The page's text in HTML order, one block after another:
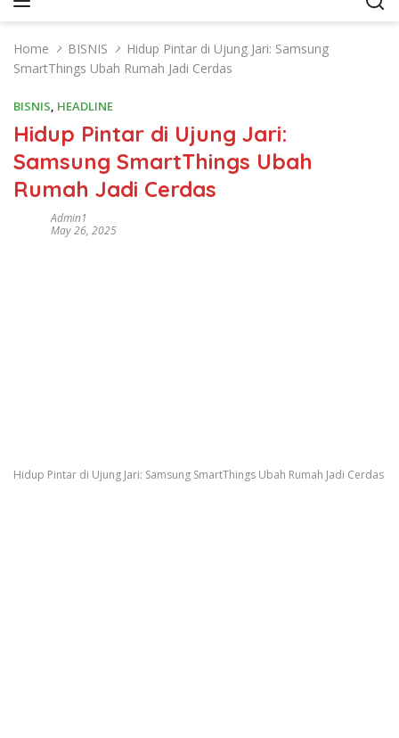
Home BISNIS
Hidup Pintar di Ujung Jari: Samsung
SmartThings Ubah Rumah Jadi Cerdas
BISNIS, HEADLINE
Hidup Pintar di Ujung Jari:
Samsung SmartThings Ubah
Rumah Jadi Cerdas
Admin1
May 26, 2025
Hidup Pintar di Ujung Jari: Samsung SmartThings Ubah Rumah Jadi Cerdas